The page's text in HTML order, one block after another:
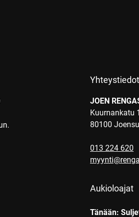
Yhteystiedot
JOEN
Kuurnankatu
80100
013 224 620
Aukioloajat
Tänään: